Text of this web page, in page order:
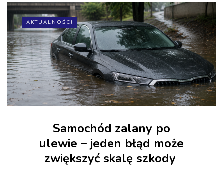
AKTUALNOŚCI
Samochód zalany po
ulewie – jeden błąd może
zwiększyć skalę szkody